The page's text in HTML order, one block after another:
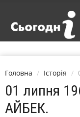
Головна Історія
01 липня
АЙБЕК.